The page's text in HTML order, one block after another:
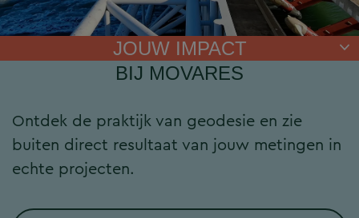
JOUW IMPACT
BIJ MOVARES
Ontdek de praktijk van geodesie en zie
buiten direct resultaat van jouw metingen in
echte projecten.